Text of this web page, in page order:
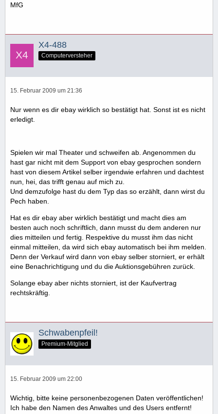
MfG
X4-488
Computerversteher
15. Februar 2009 um 21:36
Nur wenn es dir ebay wirklich so bestätigt hat. Sonst ist es nicht
erledigt.
Spielen wir mal Theater und schweifen ab. Angenommen du
hast gar nicht mit dem Support von ebay gesprochen sondern
hast von diesem Artikel selber irgendwie erfahren und dachtest
nun, hei, das trifft genau auf mich zu.
Und demzufolge hast du dem Typ das so erzählt, dann wirst du
Pech haben.
Hat es dir ebay aber wirklich bestätigt und macht dies am
besten auch noch schriftlich, dann musst du dem anderen nur
dies mitteilen und fertig. Respektive du musst ihm das nicht
einmal mitteilen, da wird sich ebay automatisch bei ihm melden.
Denn der Verkauf wird dann von ebay selber storniert, er erhält
eine Benachrichtigung und du die Auktionsgebühren zurück.
Solange ebay aber nichts storniert, ist der Kaufvertrag
rechtskräftig.
Schwabenpfeil!
Premium-Mitglied
15. Februar 2009 um 22:00
Wichtig, bitte keine personenbezogenen Daten veröffentlichen!
Ich habe den Namen des Anwaltes und des Users entfernt!